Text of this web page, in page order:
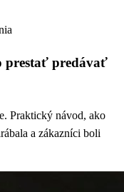
prestať predávať
Praktický návod, ako
a zákazníci boli